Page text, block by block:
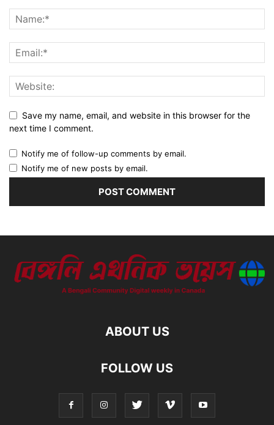
Save my name, email, and website in this browser for the
next time I comment.
Notify me of follow-up comments by email.
Notify me of new posts by email.
ABOUT US
FOLLOW US